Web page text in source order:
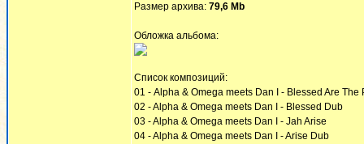
Размер архива: 79,6 Mb
Обложка альбома:
Список композиций:
01 - Alpha & Omega meets Dan I - Blessed Are The
02 - Alpha & Omega meets Dan I - Blessed Dub
03 - Alpha & Omega meets Dan I - Jah Arise
04 - Alpha & Omega meets Dan I - Arise Dub